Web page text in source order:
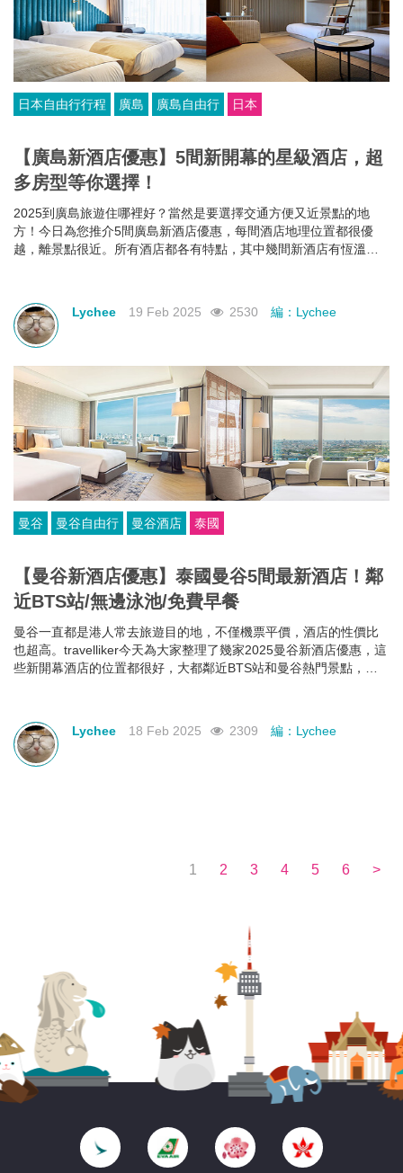
日本自由行行程 廣島 廣島自由行 日本
【廣島新酒店優惠】5間新開幕的星級酒店，超
多房型等你選擇！
2025到廣島旅遊住哪裡好？當然是要選擇交通方便又近景點的地
方！今日為您推介5間廣島新酒店優惠，每間酒店地理位置都很優
越，離景點很近。所有酒店都各有特點，其中幾間新酒店有恆溫泳
Lychee
19 Feb 2025 2530 編：Lychee
曼谷 曼谷自由行 曼谷酒店 泰國
【曼谷新酒店優惠】泰國曼谷5間最新酒店！鄰
近BTS站/無邊泳池/免費早餐
曼谷一直都是港人常去旅遊目的地，不僅機票平價，酒店的性價比
也超高。travelliker今天為大家整理了幾家2025曼谷新酒店優惠，這
些新開幕酒店的位置都很好，大都鄰近BTS站和曼谷熱門景點，方
不如來看看有沒有合你心意的曼谷新酒店吧！
Lychee 18 Feb 2025 2309 編：Lychee
1 2 3 4 5 6 >